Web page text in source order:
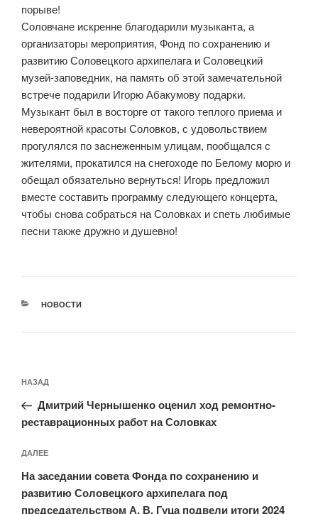
порыве!
Соловчане искренне благодарили музыканта, а
организаторы мероприятия, Фонд по сохранению и
развитию Соловецкого архипелага и Соловецкий
музей-заповедник, на память об этой замечательной
встрече подарили Игорю Абакумову подарки.
Музыкант был в восторге от такого теплого приема и
невероятной красоты Соловков, с удовольствием
прогулялся по заснеженным улицам, пообщался с
жителями, прокатился на снегоходе по Белому морю и
обещал обязательно вернуться! Игорь предложил
вместе составить программу следующего концерта,
чтобы снова собраться на Соловках и спеть любимые
песни также дружно и душевно!
РУБРИКИ
НОВОСТИ
по
записям
Предыдущая
запись:
НАЗАД
Дмитрий Чернышенко оценил ход ремонтно-
реставрационных работ на Соловках
Следующая
запись
ДАЛЕЕ
На заседании совета Фонда по сохранению и
развитию Соловецкого архипелага под
председательством А. В. Гуца подвели итоги 2024